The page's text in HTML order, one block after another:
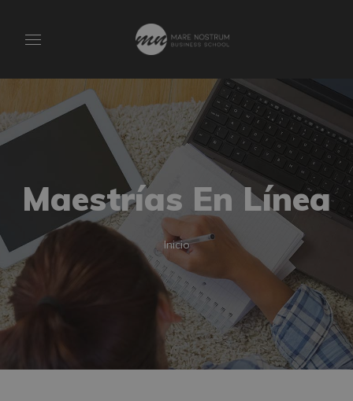
Maestrías En Línea
Inicio